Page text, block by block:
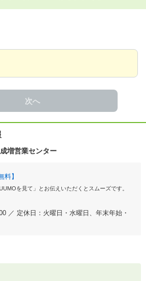
次へ
増営業センター
料】
を見て」とお伝えいただくとスムーズです。
／ 定休日：火曜日・水曜日、年末年始・